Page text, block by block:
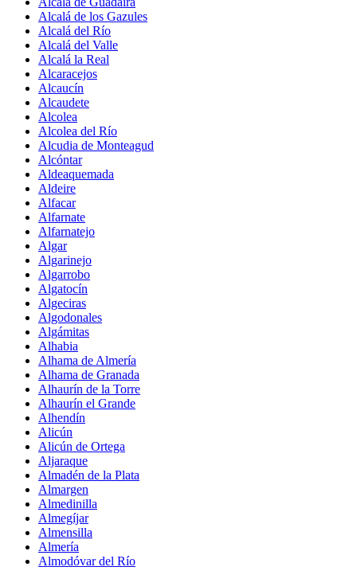
Alcalá de los Gazules
Alcalá del Río
Alcalá del Valle
Alcalá la Real
Alcaracejos
Alcaucín
Alcaudete
Alcolea
Alcolea del Río
Alcudia de Monteagud
Alcóntar
Aldeaquemada
Aldeire
Alfacar
Alfarnate
Alfarnatejo
Algar
Algarinejo
Algarrobo
Algatocín
Algeciras
Algodonales
Algámitas
Alhabia
Alhama de Almería
Alhama de Granada
Alhaurín de la Torre
Alhaurín el Grande
Alhendín
Alicún
Alicún de Ortega
Aljaraque
Almadén de la Plata
Almargen
Almedinilla
Almegíjar
Almensilla
Almería
Almodóvar del Río